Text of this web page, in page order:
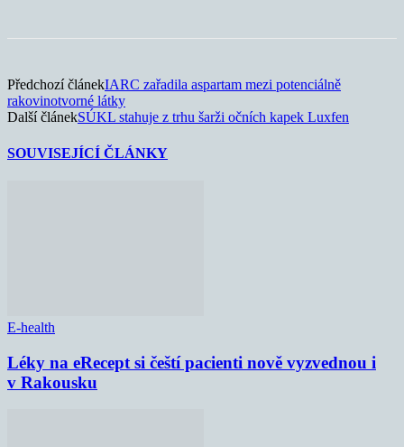
Předchozí článekIARC zařadila aspartam mezi potenciálně
rakovinotvorné látky
Další článekSÚKL stahuje z trhu šarži očních kapek Luxfen
SOUVISEJÍCÍ ČLÁNKY
E-health
Léky na eRecept si čeští pacienti nově vyzvednou i
v Rakousku